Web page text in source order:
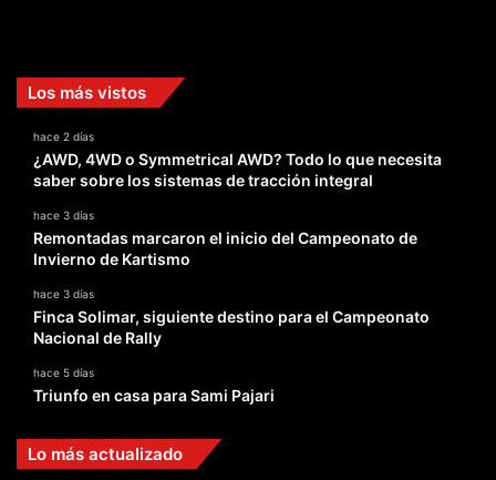
Los más vistos
hace 2 días
¿AWD, 4WD o Symmetrical AWD? Todo lo que necesita
saber sobre los sistemas de tracción integral
hace 3 días
Remontadas marcaron el inicio del Campeonato de
Invierno de Kartismo
hace 3 días
Finca Solimar, siguiente destino para el Campeonato
Nacional de Rally
hace 5 días
Triunfo en casa para Sami Pajari
Lo más actualizado